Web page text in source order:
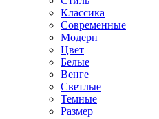
Классика
Современные
Модерн
Цвет
Белые
Венге
Светлые
Темные
Размер